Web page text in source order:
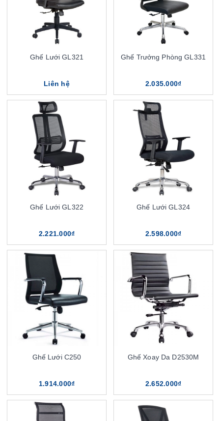
Ghế Lưới GL321
Liên hệ
Ghế Trưởng Phòng GL331
2.035.000₫
Ghế Lưới GL322
2.221.000₫
Ghế Lưới GL324
2.598.000₫
Ghế Lưới C250
1.914.000₫
Ghế Xoay Da D2530M
2.652.000₫